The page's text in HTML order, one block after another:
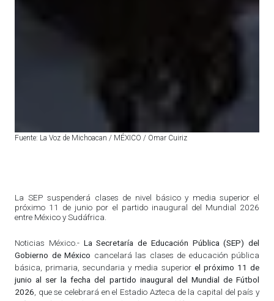
Fuente: La Voz de Michoacan / MÉXICO / Omar Cuiriz
La SEP suspenderá clases de nivel básico y media superior el
próximo 11 de junio por el partido inaugural del Mundial 2026
entre México y Sudáfrica.
Noticias México.- La Secretaría de Educación Pública (SEP) del
Gobierno de México cancelará las clases de educación pública
básica, primaria, secundaria y media superiorel próximo 11 de
junio al ser la fecha del partido inaugural del Mundial de Fútbol
2026, que se celebrará en el Estadio Azteca de la capital del país y